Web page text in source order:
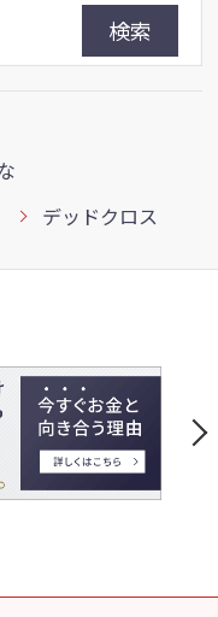
検索
デッドクロス